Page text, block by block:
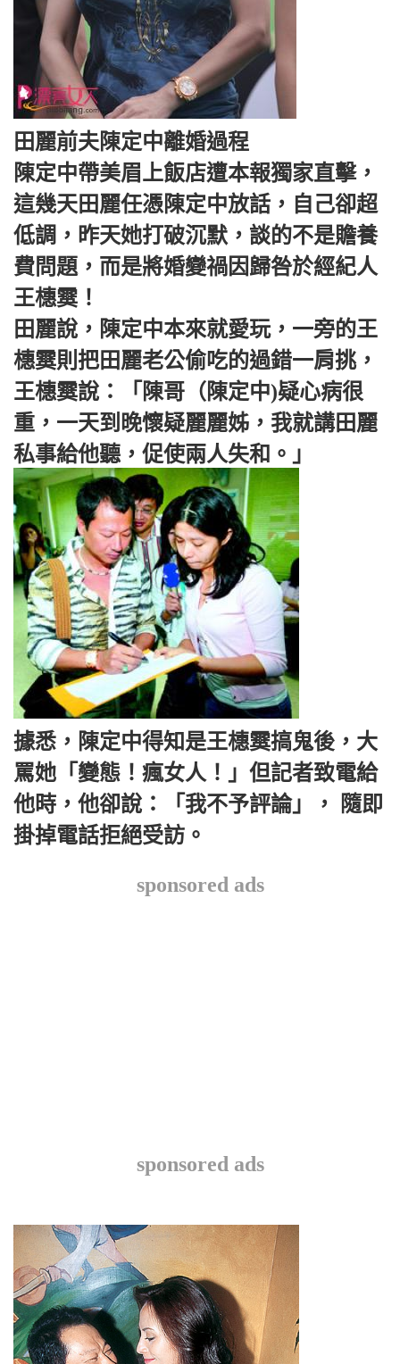
田麗前夫陳定中離婚過程
陳定中帶美眉上飯店遭本報獨家直擊，
這幾天田麗任憑陳定中放話，自己卻超
低調，昨天她打破沉默，談的不是贍養
費問題，而是將婚變禍因歸咎於經紀人
王橞霙！
田麗說，陳定中本來就愛玩，一旁的王
橞霙則把田麗老公偷吃的過錯一肩挑，
王橞霙說：「陳哥（陳定中)疑心病很
重，一天到晚懷疑麗麗姊，我就講田麗
私事給他聽，促使兩人失和。」
據悉，陳定中得知是王橞霙搞鬼後，大
罵她「變態！瘋女人！」但記者致電給
他時，他卻說：「我不予評論」， 隨即
掛掉電話拒絕受訪。
sponsored ads
sponsored ads